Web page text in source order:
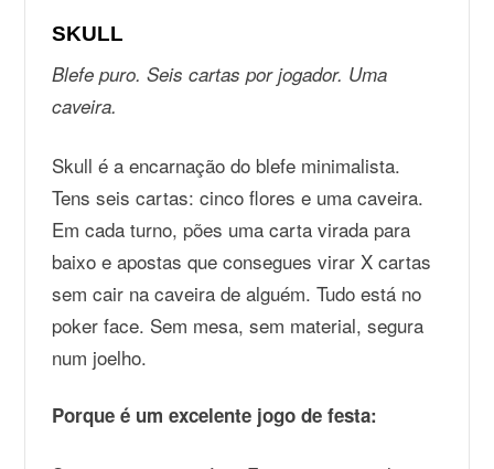
SKULL
Blefe puro. Seis cartas por jogador. Uma
caveira.
Skull é a encarnação do blefe minimalista.
Tens seis cartas: cinco flores e uma caveira.
Em cada turno, pões uma carta virada para
baixo e apostas que consegues virar X cartas
sem cair na caveira de alguém. Tudo está no
poker face. Sem mesa, sem material, segura
num joelho.
Porque é um excelente jogo de festa: